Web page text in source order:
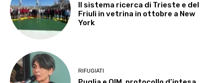
Il sistema ricerca di Trieste e del
Friuli in vetrina in ottobre a New
York
RIFUGIATI